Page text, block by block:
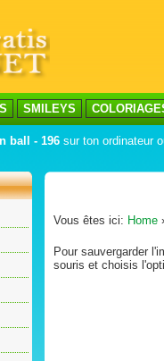
SMILEYS
ball - 196 sur ton ordinateur
Vous êtes ici: Home
Pour sauvergarder
souris et choisis